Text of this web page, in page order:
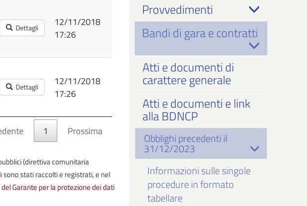
Dettagli
12/11/2018
17:26
Dettagli
12/11/2018
17:26
1 Prossima
(direttiva comunitaria
stati raccolti e registrati, e nel
Garante per la protezione dei dati
Provvedimenti
Bandi di gara e contratti
Atti e documenti di
carattere generale
Atti e documenti e link
alla BDNCP
Obblighi precedenti il
31/12/2023
Informazioni sulle singole
procedure in formato
tabellare